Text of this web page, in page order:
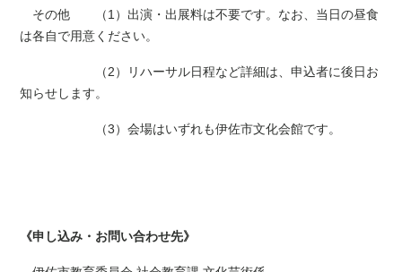
その他 （1）出演・出展料は不要です。なお、当日の昼食
は各自で用意ください。
（2）リハーサル日程など詳細は、申込者に後日お
知らせします。
（3）会場はいずれも伊佐市文化会館です。
《申し込み・お問い合わせ先》